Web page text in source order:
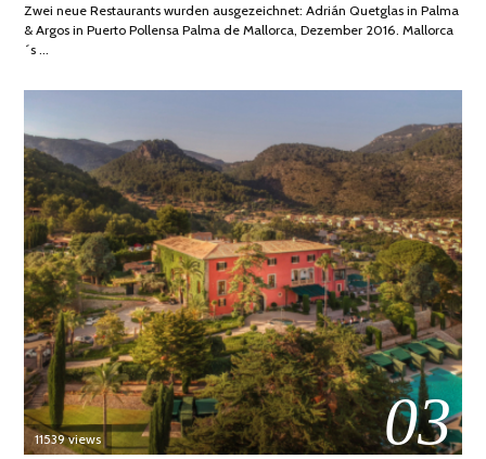
Zwei neue Restaurants wurden ausgezeichnet: Adrián Quetglas in Palma
& Argos in Puerto Pollensa Palma de Mallorca, Dezember 2016. Mallorca
´s …
03
11539 views